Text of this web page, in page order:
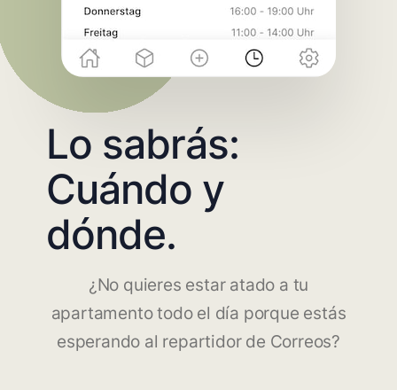
Lo sabrás:
Cuándo y
dónde.
¿No quieres estar atado a tu
apartamento todo el día porque estás
esperando al repartidor de Correos?